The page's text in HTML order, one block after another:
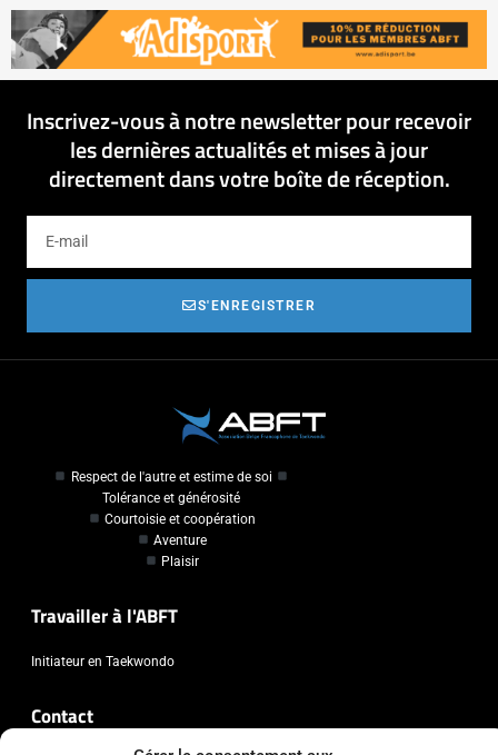
Inscrivez-vous à notre newsletter pour recevoir
les dernières actualités et mises à jour
directement dans votre boîte de réception.
S'ENREGISTRER
Respect de l'autre et estime de soi
Tolérance et générosité
Courtoisie et coopération
Aventure
Plaisir
Travailler à l'ABFT
Initiateur en Taekwondo
Contact